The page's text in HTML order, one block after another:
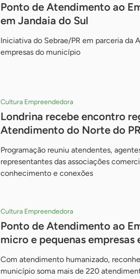
Ponto de Atendimento ao
em Jandaia do Sul
Iniciativa do Sebrae/PR em parceria da
empresas do município
Cultura Empreendedora
Londrina recebe encontro
Atendimento do Norte do PR
Programação reuniu atendentes,
representantes das associações
conhecimento e conexões
Cultura Empreendedora
Ponto de Atendimento ao
micro e pequenas empresas
Com atendimento humanizado,
município soma mais de 220